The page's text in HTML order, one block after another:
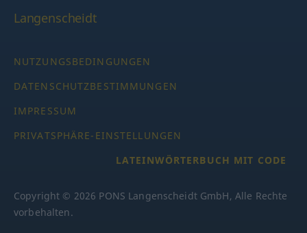
Langenscheidt
NUTZUNGSBEDINGUNGEN
DATENSCHUTZBESTIMMUNGEN
IMPRESSUM
PRIVATSPHÄRE-EINSTELLUNGEN
LATEINWÖRTERBUCH MIT CODE
Copyright © 2026 PONS Langenscheidt GmbH, Alle Rechte
vorbehalten.